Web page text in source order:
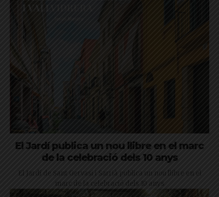
El Jardí publica un nou llibre en el marc
de la celebració dels 10 anys
El Jardí de Sant Gervasi i Sarrià publica un nou llibre en el
marc de la celebració dels 10 anys